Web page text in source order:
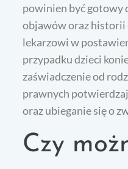
powinien być gotowy
objawów oraz historii
lekarzowi w
przypadku dzieci
zaświadczenie od
prawnych
oraz ubieganie się o
Czy